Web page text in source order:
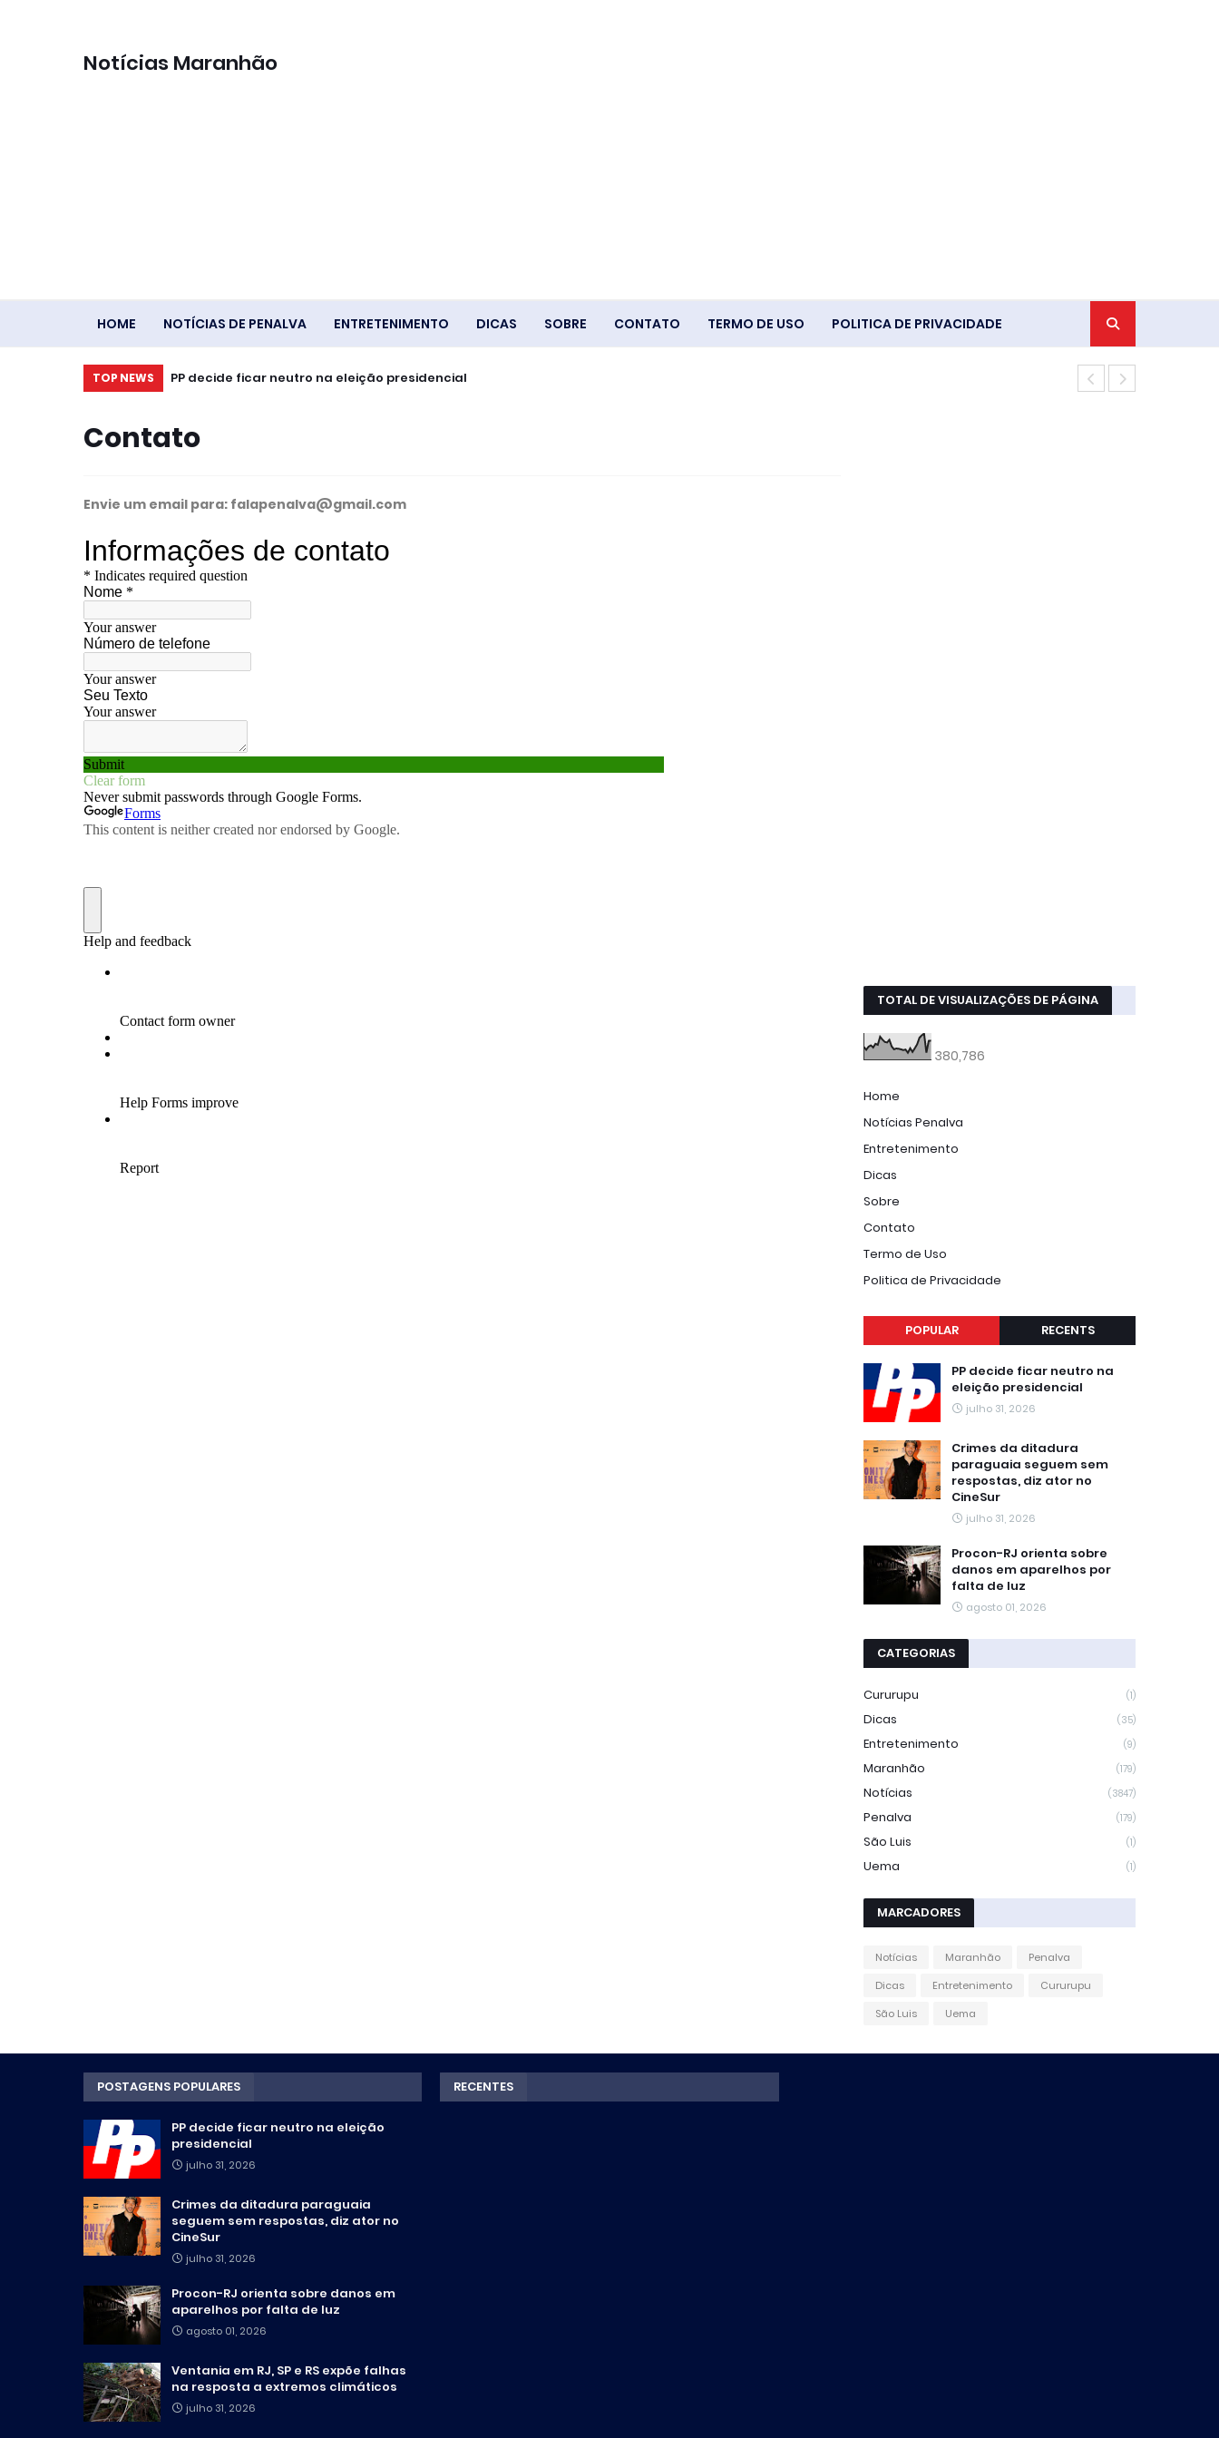
Notícias Maranhão
HOME NOTÍCIAS DE PENALVA ENTRETENIMENTO DICAS SOBRE CONTATO TERMO DE USO POLITICA DE PRIVACIDADE
TOP NEWS PP decide ficar neutro na eleição presidencial
Contato
Envie um email para: falapenalva@gmail.com
TOTAL DE VISUALIZAÇÕES DE PÁGINA
380,786
Home
Notícias Penalva
Entretenimento
Dicas
Sobre
Contato
Termo de Uso
Politica de Privacidade
POPULAR RECENTS
PP decide ficar neutro na
eleição presidencial
julho 31, 2026
Crimes da ditadura
paraguaia seguem sem
respostas, diz ator no
CineSur
julho 31, 2026
Procon-RJ orienta sobre
danos em aparelhos por
falta de luz
agosto 01, 2026
CATEGORIAS
Cururupu (1)
Dicas (35)
Entretenimento (9)
Maranhão (179)
Notícias (3847)
Penalva (179)
São Luis (1)
Uema (1)
MARCADORES
Notícias Maranhão
Penalva
Dicas
Entretenimento
Cururupu
São Luis
Uema
POSTAGENS POPULARES
PP decide ficar neutro na eleição
presidencial
julho 31, 2026
Crimes da ditadura paraguaia
seguem sem respostas, diz ator no
CineSur
julho 31, 2026
Procon-RJ orienta sobre danos em
aparelhos por falta de luz
agosto 01, 2026
Ventania em RJ, SP e RS expõe falhas
na resposta a extremos climáticos
julho 31, 2026
RECENTES